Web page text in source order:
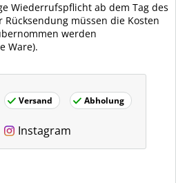
Wiederrufspflicht ab dem Tag des
Rücksendung müssen die Kosten
werden
Ware).
Versand Abholung
Instagram